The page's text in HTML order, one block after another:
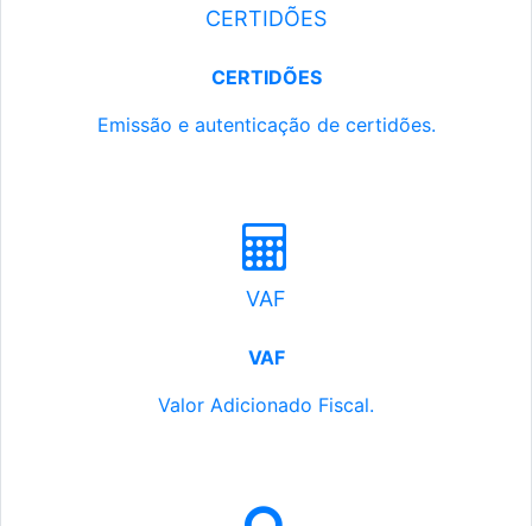
CERTIDÕES
CERTIDÕES
Emissão e autenticação de certidões.
VAF
VAF
Valor Adicionado Fiscal.